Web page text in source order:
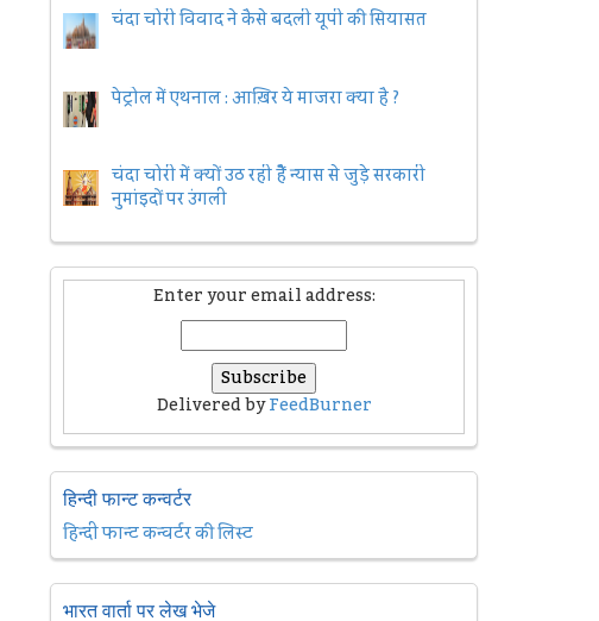
चंदा चोरी विवाद ने कैसे बदली यूपी की सियासत
पेट्रोल में एथनाल : आख़िर ये माजरा क्या है ?
चंदा चोरी में क्यों उठ रही हैैं न्यास से जुड़े सरकारी
नुमांइदों पर उंगली
Enter your email address:
Delivered byFeedBurner
हिन्दी फान्ट कन्वर्टर
हिन्दी फान्ट कन्वर्टर की लिस्ट
भारत वार्ता पर लेख भेजे